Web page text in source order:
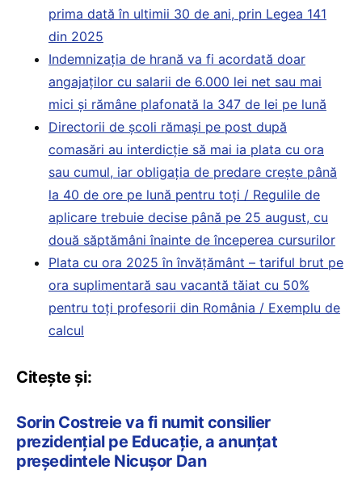
prima dată în ultimii 30 de ani, prin Legea 141
din 2025
Indemnizația de hrană va fi acordată doar
angajaților cu salarii de 6.000 lei net sau mai
mici și rămâne plafonată la 347 de lei pe lună
Directorii de școli rămași pe post după
comasări au interdicție să mai ia plata cu ora
sau cumul, iar obligația de predare crește până
la 40 de ore pe lună pentru toți / Regulile de
aplicare trebuie decise până pe 25 august, cu
două săptămâni înainte de începerea cursurilor
Plata cu ora 2025 în învățământ – tariful brut pe
ora suplimentară sau vacantă tăiat cu 50%
pentru toți profesorii din România / Exemplu de
calcul
Citește și:
Sorin Costreie va fi numit consilier
prezidențial pe Educație, a anunțat
președintele Nicușor Dan